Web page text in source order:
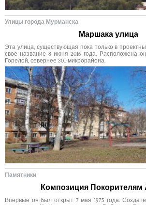
Улицы города Мурманска
Маршака улица
Эта улица, существующая пока только в
свое название 8 июня 2016 года. Расположена
Горелой, севернее 301-микрорайона.
Памятники
Композиция Покорителям
Впервые он был открыт 7 мая 1975 года.